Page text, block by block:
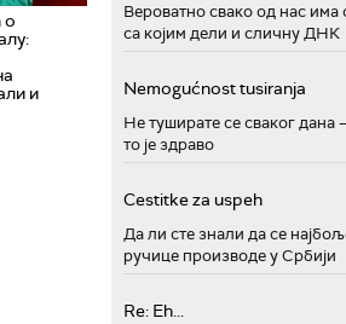
о
и
Вероватно свако од нас има
са којим дели и сличну ДНК
Nemogućnost tusiranja
Не туширате се сваког дана
то је здраво
Cestitke za uspeh
Да ли сте знали да се
ручице производе у Србији
Re: Eh...